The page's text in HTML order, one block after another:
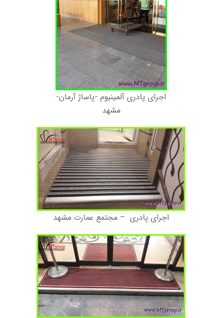
اجرای پادری آلمینیوم -پاساژ آرمان-
مشهد
اجرای پادری – مجتمع عمارت مشهد